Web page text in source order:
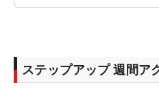
ステップアップ 週間ア